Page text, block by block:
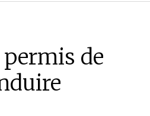
de